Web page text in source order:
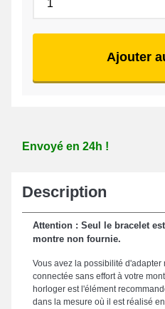
Ajouter
Envoyé en 24h !
Description
Attention : Seul le bracelet
montre non fournie.
Vous avez la possibilité d'adapter
connectée sans effort à votre
horloger est l'élément
dans la mesure où il est réalisé